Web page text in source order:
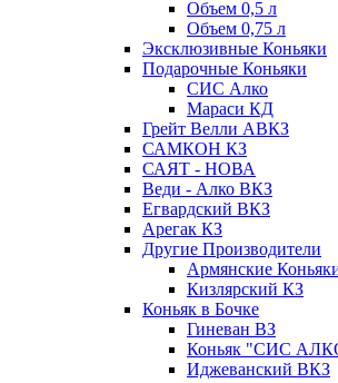
Объем 0,5 л
Объем 0,75 л
Эксклюзивные Коньяки
Подарочные Коньяки
СИС Алко
Мараси КД
Грейт Велли АВКЗ
САМКОН КЗ
САЯТ - НОВА
Веди - Алко ВКЗ
Егвардский ВКЗ
Арегак КЗ
Другие Производители
Армянские
Кизлярский КЗ
Коньяк в Бочке
Гиневан ВЗ
Коньяк "СИС
Иджеванский ВКЗ